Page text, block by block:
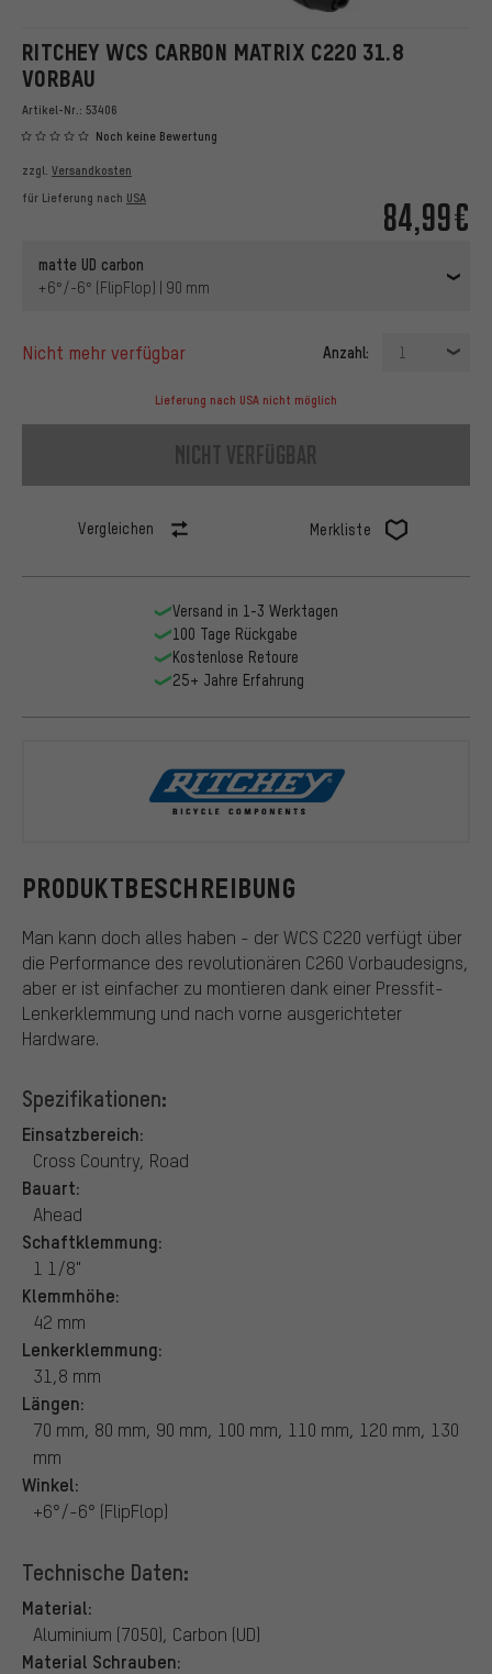
RITCHEY WCS CARBON MATRIX C220 31.8
VORBAU
Artikel-Nr.: 53406
Noch keine Bewertung
84,99€
zzgl. Versandkosten
für Lieferung nach USA
matte UD carbon
+6°/-6° (FlipFlop) | 90 mm
nicht mehr verfügbar Anzahl: 1
Lieferung nach USA nicht möglich
nicht verfügbar
Vergleichen Merkliste
PRODUKTBESCHREIBUNG
Man kann doch alles haben - der WCS C220 verfügt über
die Performance des revolutionären C260 Vorbaudesigns,
aber er ist einfacher zu montieren dank einer Pressfit-
Lenkerklemmung und nach vorne ausgerichteter
Hardware.
Spezifikationen:
Einsatzbereich:
Cross Country, Road
Bauart:
Ahead
Schaftklemmung:
1 1/8"
Klemmhöhe:
42 mm
Lenkerklemmung:
31,8 mm
Längen:
70 mm, 80 mm, 90 mm, 100 mm, 110 mm, 120 mm, 130
mm
Winkel:
+6°/-6° (FlipFlop)
Technische Daten:
Material:
Aluminium (7050), Carbon (UD)
Material Schrauben:
Versand in 1-3 Werktagen
100 Tage Rückgabe
Kostenlose Retoure
25+ Jahre Erfahrung